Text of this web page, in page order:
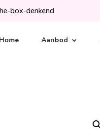
box-denkend
Home Aanbod